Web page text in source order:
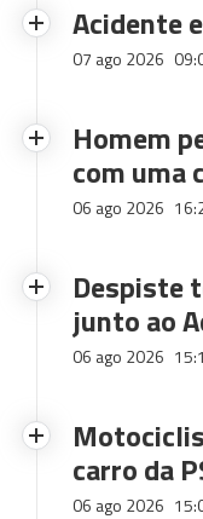
Acidente
07 ago 2026
Homem
com uma
06 ago 2026
Despiste
junto ao
06 ago 2026
carro da
06 ago 2026